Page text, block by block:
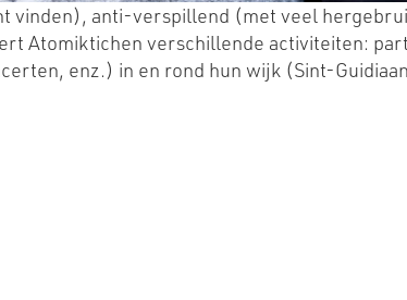
vinden), anti-verspillend (met veel
Atomiktichen verschillende activiteiten:
enz.) in en rond hun wijk (Sint-